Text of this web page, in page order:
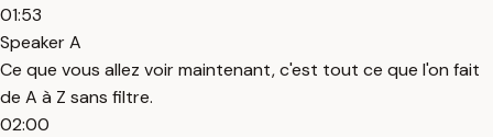
01:53
Speaker A
Ce que vous allez voir maintenant, c'est tout ce que l'on fait
de A à Z sans filtre.
02:00